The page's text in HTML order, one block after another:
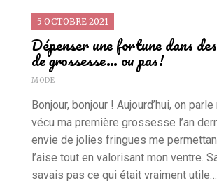
13 OCTOBRE 2013
Légumes panés, recette
gluten
20 JUILLET 2018 0
5 OCTOBRE 2021
Dépenser une fortune dans
de grossesse… ou pas!
MODE
Bonjour, bonjour ! Aujourd’hui, on parle
vécu ma première grossesse l’an
envie de jolies fringues me
l’aise tout en valorisant mon ventre.
savais pas ce qui était vraiment utile…